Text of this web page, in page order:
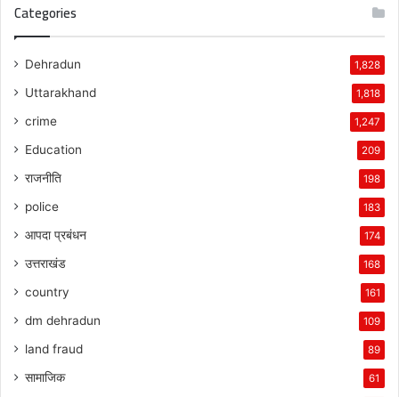
Categories
Dehradun 1,828
Uttarakhand 1,818
crime 1,247
Education 209
राजनीति 198
police 183
आपदा प्रबंधन 174
उत्तराखंड 168
country 161
dm dehradun 109
land fraud 89
सामाजिक 61